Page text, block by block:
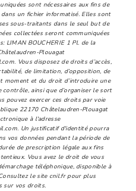
sont nécessaires aux fins de
un fichier informatisé. Elles sont
sous-traitants dans le seul but de
collectées seront communiquées
LIMAN BOUCHERIE 1 Pl. de la
Plouagat
Vous disposez de droits d’accès,
de limitation, d’opposition, de
moment et du droit d’introduire une
ainsi que d’organiser le sort
pouvez exercer ces droits par voie
22170 Châtelaudren-Plouagat
à l'adresse
Un justificatif d'identité pourra
vos données pendant la période de
de prescription légale aux fins
Vous avez le droit de vous
téléphonique, disponible à
le site cnil.fr pour plus
sur vos droits.